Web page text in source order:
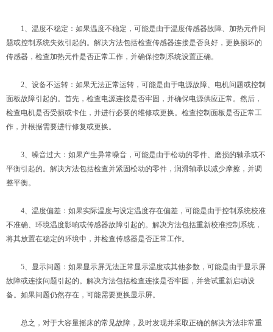
1、温度不稳定：如果温度不稳定，可能是由于温度传感器故障、加热元件问
题或控制系统失效引起的。解决方法包括检查传感器连接是否良好，更换损坏的
传感器，检查加热元件是否正常工作，并确保控制系统设置正确。
2、设备不运转：如果无法正常运转，可能是由于电源故障、电机问题或控制
面板故障引起的。首先，检查电源连接是否牢固，并确保电源供应正常。然后，
检查电机是否受损或卡住，并进行必要的维修或更换。检查控制面板是否正常工
作，并根据需要进行修复或更换。
3、噪音过大：如果产生异常噪音，可能是由于松动的零件、磨损的轴承或不
平衡引起的。解决方法包括检查并紧固松动的零件，润滑轴承以减少摩擦，并调
整平衡。
4、温度偏差：如果实际温度与设定温度存在偏差，可能是由于控制系统校准
不准确、环境温度影响或传感器故障引起的。解决方法包括重新校准控制系统，
将其放置在稳定的环境中，并检查传感器是否正常工作。
5、显示问题：如果显示屏无法正常显示温度或其他参数，可能是由于显示屏
故障或连接问题引起的。解决方法包括检查连接是否牢固，并尝试重新启动设
备。如果问题仍然存在，可能需要更换显示屏。
总之，对于大容量摇床的常见故障，及时发现并采取正确的解决方法非常重